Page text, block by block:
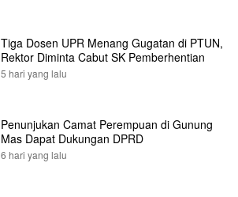
Tiga Dosen UPR Menang Gugatan di PTUN,
Rektor Diminta Cabut SK Pemberhentian
5 hari yang lalu
Penunjukan Camat Perempuan di Gunung
Mas Dapat Dukungan DPRD
6 hari yang lalu